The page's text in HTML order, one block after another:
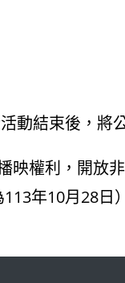
動結束後，將
映權利，開放
年10月28日